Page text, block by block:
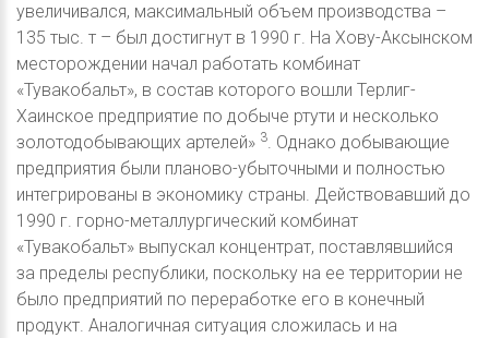
увеличивался, максимальный объем производства –
135 тыс. т – был достигнут в 1990 г. На Хову-Аксынском
месторождении начал работать комбинат
«Тувакобальт», в состав которого вошли Терлиг-
Хаинское предприятие по добыче ртути и несколько
золотодобывающих артелей» 3. Однако добывающие
предприятия были планово-убыточными и полностью
интегрированы в экономику страны. Действовавший до
1990 г. горно-металлургический комбинат
«Тувакобальт» выпускал концентрат, поставлявшийся
за пределы республики, поскольку на ее территории не
было предприятий по переработке его в конечный
продукт. Аналогичная ситуация сложилась и на